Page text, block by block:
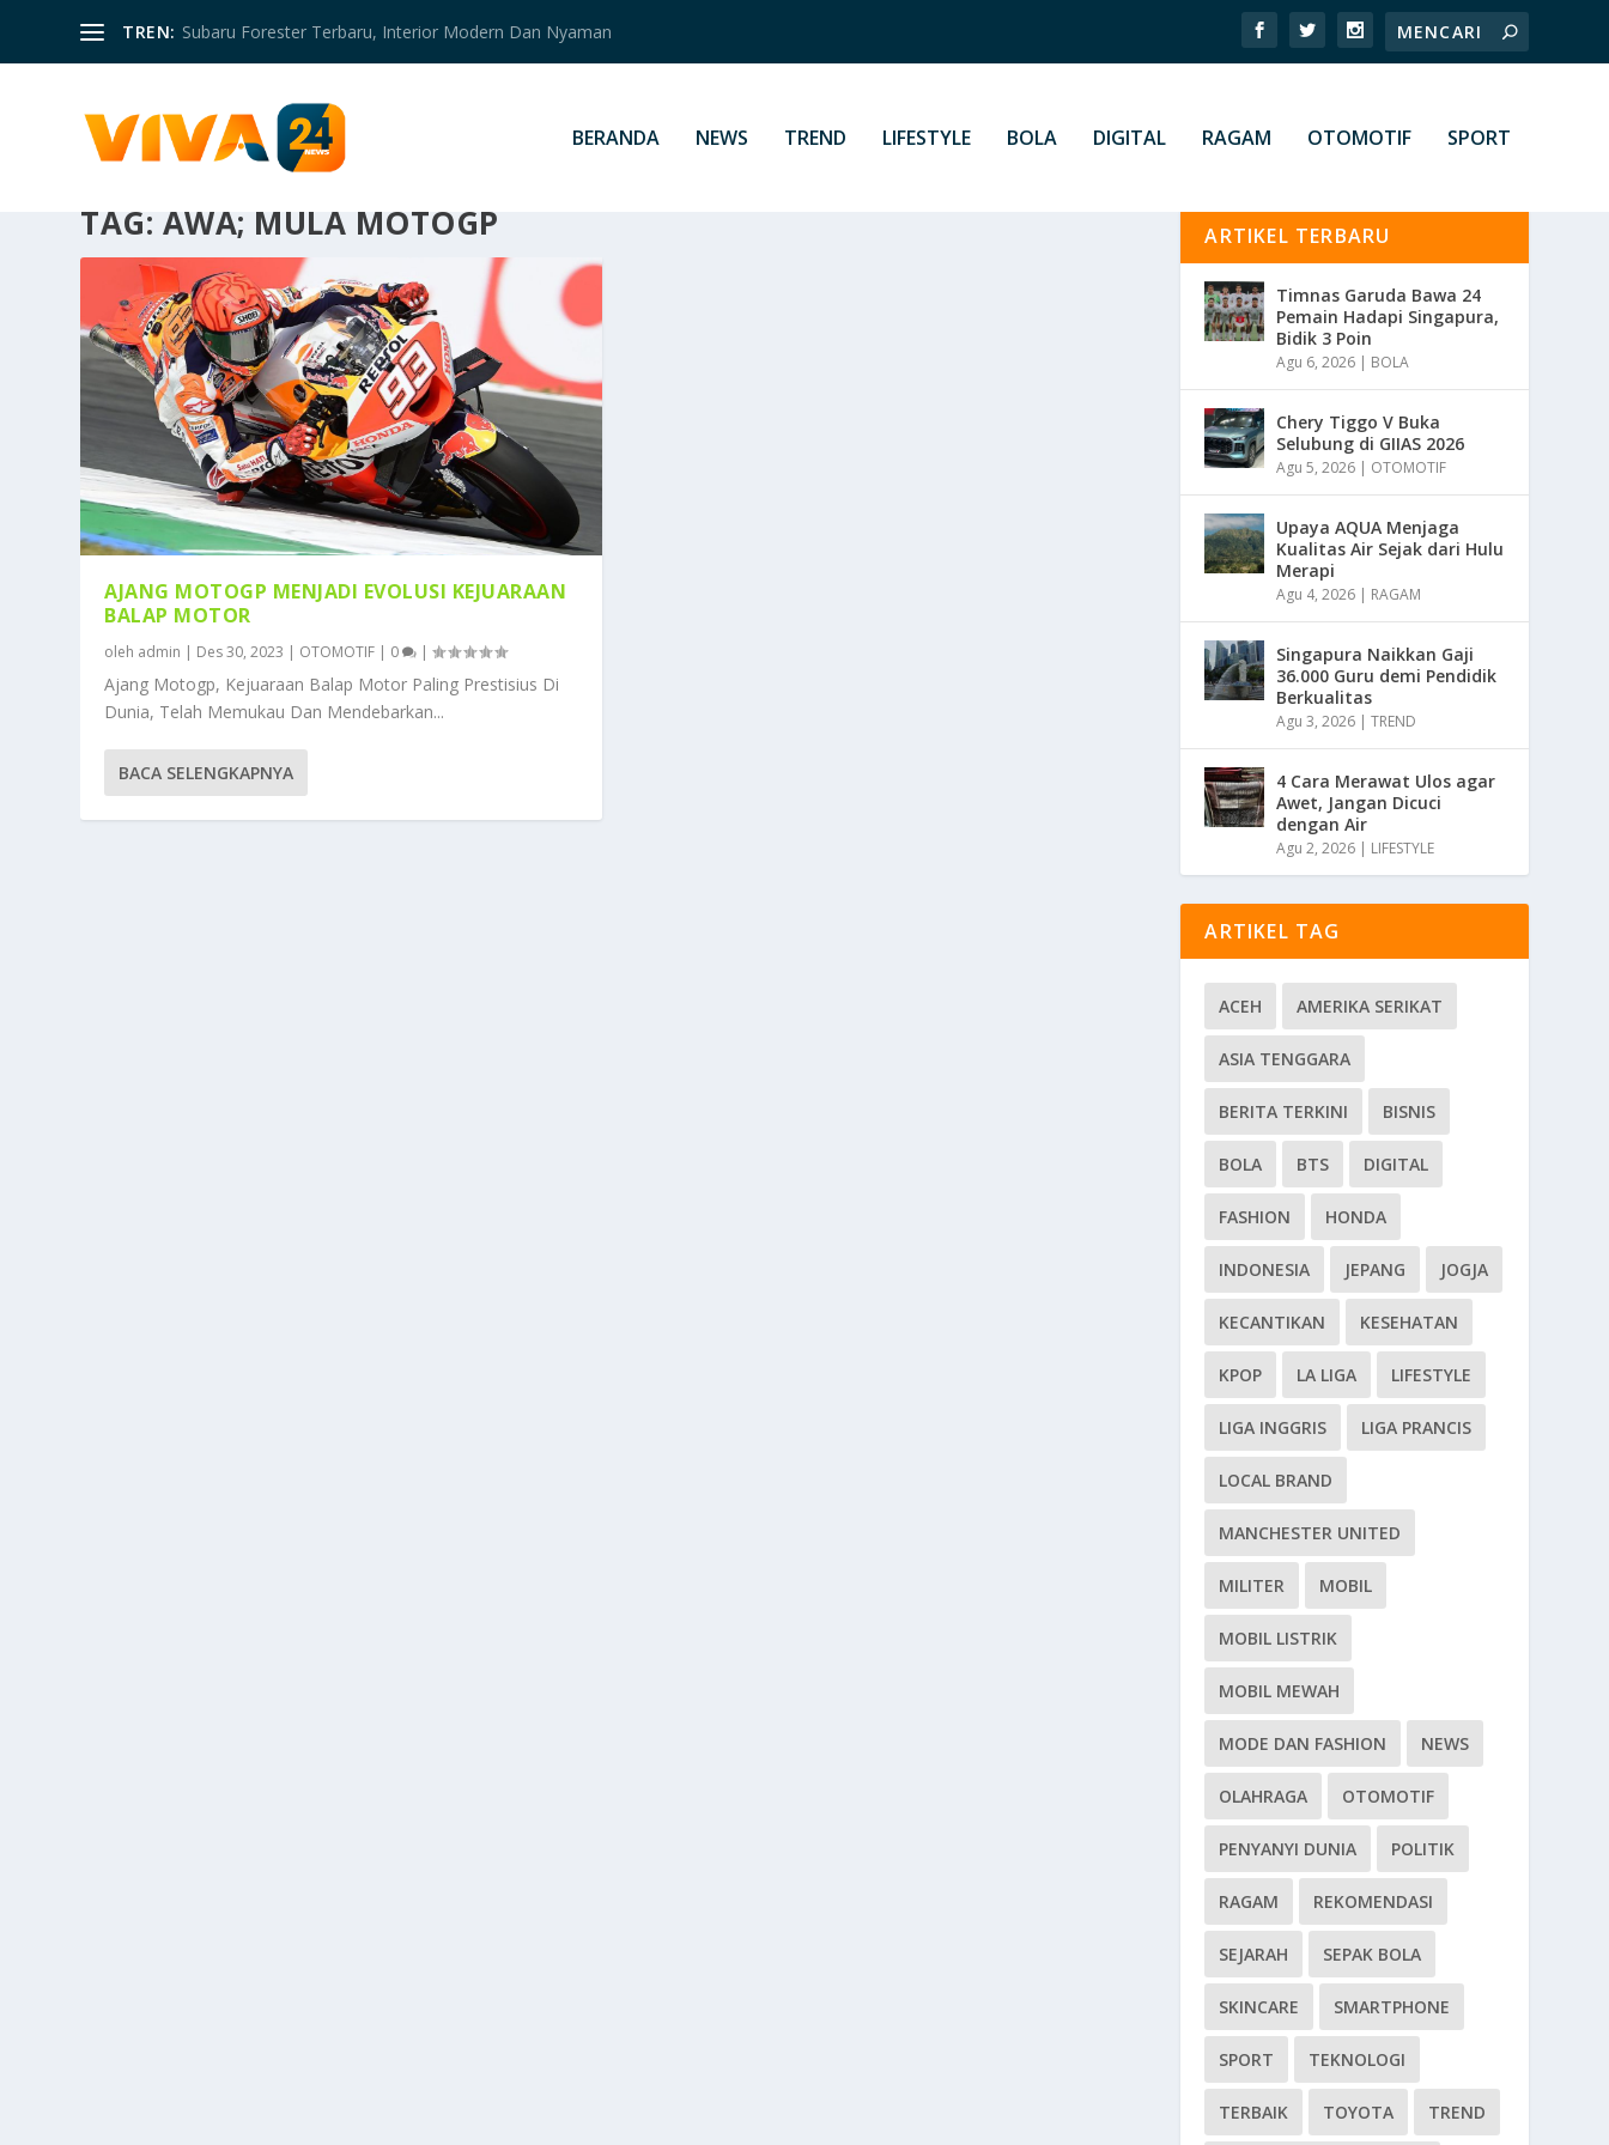
TREN: Subaru Forester Terbaru, Interior Modern Dan Nyaman
BERANDA NEWS TREND LIFESTYLE BOLA DIGITAL RAGAM OTOMOTIF SPORT
TAG: AWA; MULA MOTOGP
AJANG MOTOGP MENJADI EVOLUSI KEJUARAAN
BALAP MOTOR
oleh admin | Des 30, 2023 | OTOMOTIF | 0 |
Ajang Motogp, Kejuaraan Balap Motor Paling Prestisius Di
Dunia, Telah Memukau Dan Mendebarkan...
BACA SELENGKAPNYA
ARTIKEL TERBARU
Timnas Garuda Bawa 24
Pemain Hadapi Singapura,
Bidik 3 Poin
Agu 6, 2026 | BOLA
Chery Tiggo V Buka
Selubung di GIIAS 2026
Agu 5, 2026 | OTOMOTIF
Upaya AQUA Menjaga
Kualitas Air Sejak dari Hulu
Merapi
Agu 4, 2026 | RAGAM
Singapura Naikkan Gaji
36.000 Guru demi Pendidik
Berkualitas
Agu 3, 2026 |TREND
4 Cara Merawat Ulos agar
Awet, Jangan Dicuci
dengan Air
Agu 2, 2026 | LIFESTYLE
ARTIKEL TAG
ACEH AMERIKA SERIKAT
ASIA TENGGARA
BERITA TERKINI BISNIS
BOLA BTS DIGITAL
FASHION HONDA
INDONESIA JEPANG JOGJA
KECANTIKAN KESEHATAN
KPOP LA LIGA LIFESTYLE
LIGA INGGRIS LIGA PRANCIS
LOCAL BRAND
MANCHESTER UNITED
MILITER MOBIL
MOBIL LISTRIK
MOBIL MEWAH
MODE DAN FASHION NEWS
OLAHRAGA OTOMOTIF
PENYANYI DUNIA POLITIK
RAGAM REKOMENDASI
SEJARAH SEPAK BOLA
SKINCARE SMARTPHONE
SPORT TEKNOLOGI
TERBAIK TOYOTA TREND